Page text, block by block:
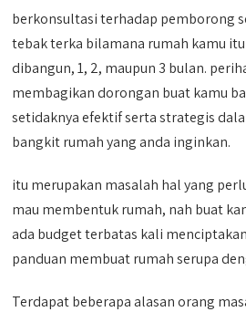
berkonsultasi terhadap pemborong
tebak terka bilamana rumah kamu
dibangun, 1, 2, maupun 3 bulan.
membagikan dorongan buat kamu
setidaknya efektif serta strategis
bangkit rumah yang anda inginkan.
itu merupakan masalah hal yang
mau membentuk rumah, nah buat
ada budget terbatas kali
panduan membuat rumah serupa
Terdapat beberapa alasan orang